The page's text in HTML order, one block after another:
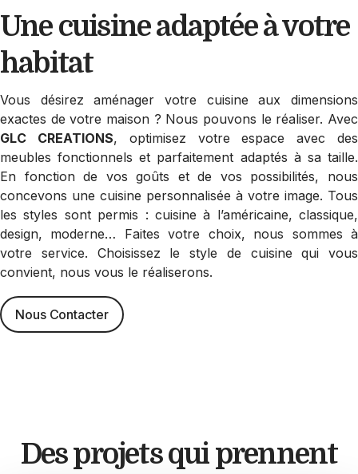
Une cuisine adaptéeà votre
habitat
Vous désirez aménager votre cuisine aux dimensions
exactes de votre maison ? Nous pouvons le réaliser. Avec
GLC CREATIONS, optimisez votre espace avec des
meubles fonctionnels et parfaitement adaptés à sa taille.
En fonction de vos goûts et de vos possibilités, nous
concevons une cuisine personnalisée à votre image. Tous
les styles sont permis : cuisine à l’américaine, classique,
design, moderne… Faites votre choix, nous sommes à
votre service. Choisissez le style de cuisine qui vous
convient, nous vous le réaliserons.
Nous Contacter
Des projets quiprennent